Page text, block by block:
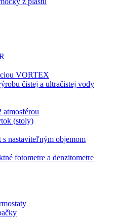
VORTEX
čistej a ultračistej vody
atmosférou
(stoly)
s nastaviteľným objemom
fotometre a denzitometre